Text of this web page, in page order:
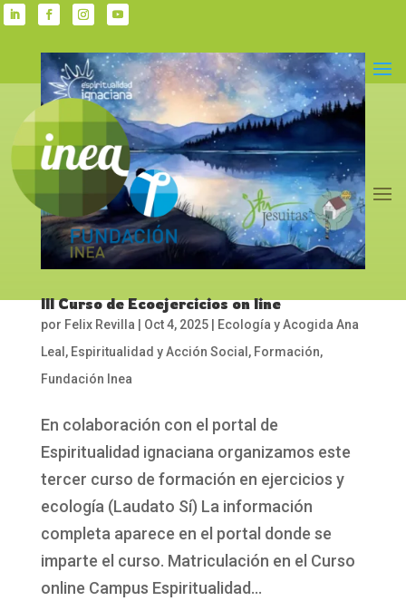
III Curso de Ecoejercicios on line
por Felix Revilla Oct 4, 2025|
Ecología y Acogida Ana
Leal , Espiritualidad y Acción Social , Formación,
Fundación Inea
En colaboración con el portal de
Espiritualidad ignaciana organizamos este
tercer curso de formación en ejercicios y
ecología (Laudato Sí) La información
completa aparece en el portal donde se
imparte el curso. Matriculación en el Curso
online Campus Espiritualidad...